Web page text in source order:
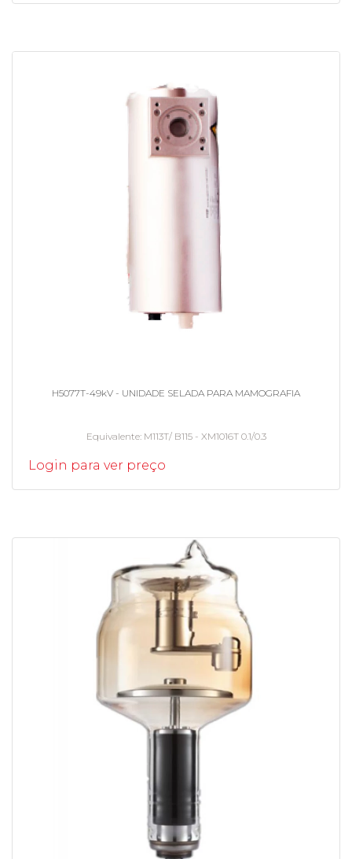
H5077T-49kV - UNIDADE SELADA PARA MAMOGRAFIA
Equivalente M113T/ B115 - XM1016T 0.1/0.3
Login para ver preço